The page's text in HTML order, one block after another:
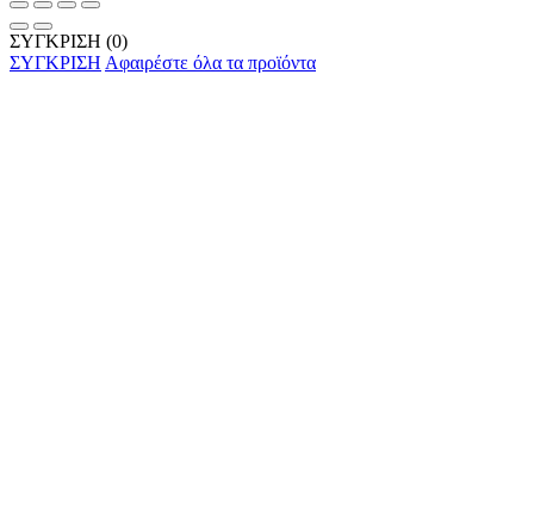
ΣΥΓΚΡΙΣΗ (0)
ΣΥΓΚΡΙΣΗ Αφαιρέστε όλα τα προϊόντα